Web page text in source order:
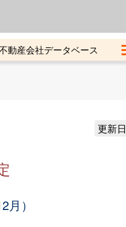
動産会社データベース
更新日
）